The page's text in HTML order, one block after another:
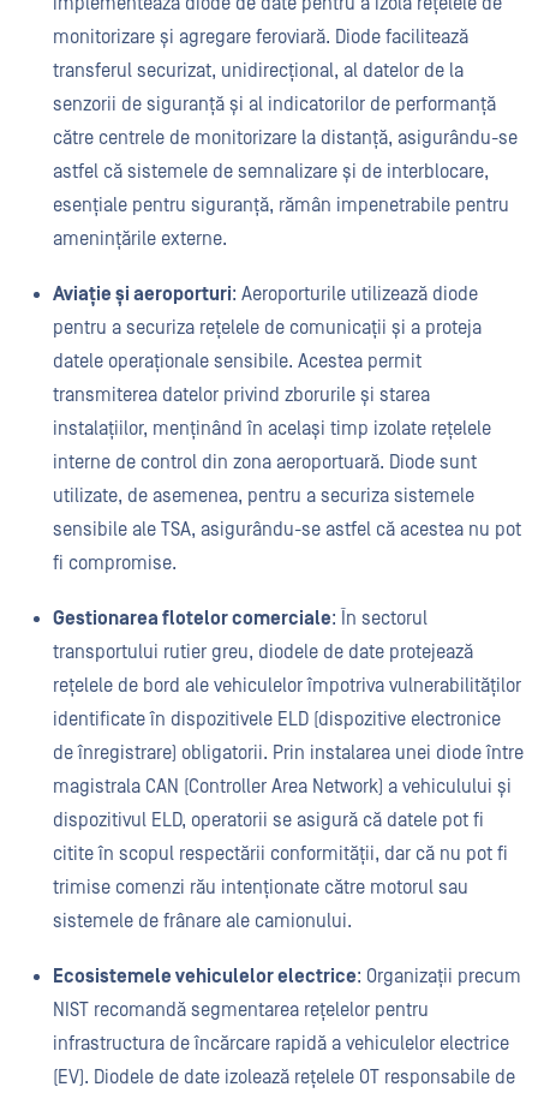
monitorizare și agregare feroviară. Diode facilitează
transferul securizat, unidirecțional, al datelor de la
senzorii de siguranță și al indicatorilor de performanță
către centrele de monitorizare la distanță, asigurându-se
astfel că sistemele de semnalizare și de interblocare,
esențiale pentru siguranță, rămân impenetrabile pentru
amenințările externe.
Aviație și aeroporturi: Aeroporturile utilizează diode
pentru a securiza rețelele de comunicații și a proteja
datele operaționale sensibile. Acestea permit
transmiterea datelor privind zborurile și starea
instalațiilor, menținând în același timp izolate rețelele
interne de control din zona aeroportuară. Diode sunt
utilizate, de asemenea, pentru a securiza sistemele
sensibile ale TSA, asigurându-se astfel că acestea nu pot
fi compromise.
Gestionarea flotelor comerciale: În sectorul
transportului rutier greu, diodele de date protejează
rețelele de bord ale vehiculelor împotriva vulnerabilităților
identificate în dispozitivele ELD (dispozitive electronice
de înregistrare) obligatorii. Prin instalarea unei diode între
magistrala CAN (Controller Area Network) a vehiculului și
dispozitivul ELD, operatorii se asigură că datele pot fi
citite în scopul respectării conformității, dar că nu pot fi
trimise comenzi rău intenționate către motorul sau
sistemele de frânare ale camionului.
Ecosistemele vehiculelor electrice: Organizații precum
NIST recomandă segmentarea rețelelor pentru
infrastructura de încărcare rapidă a vehiculelor electrice
(EV). Diodele de date izolează rețelele OT responsabile de